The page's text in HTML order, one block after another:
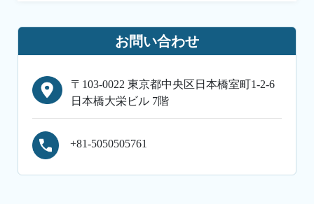
お問い合わせ
〒103-0022 東京都中央区日本橋室町1-2-6
日本橋大栄ビル 7階
+81-5050505761